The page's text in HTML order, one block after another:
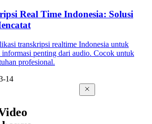
Real Time Indonesia: Solusi
transkripsi realtime Indonesia untuk
informasi penting dari audio. Cocok untuk
profesional.
14